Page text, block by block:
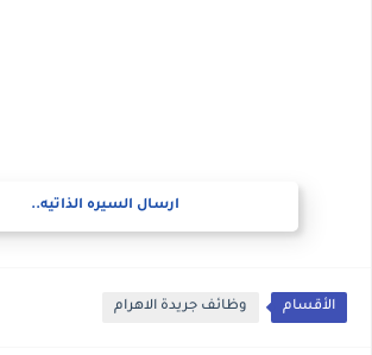
ارسال السيره الذاتيه..
الأقسام وظائف جريدة الاهرام